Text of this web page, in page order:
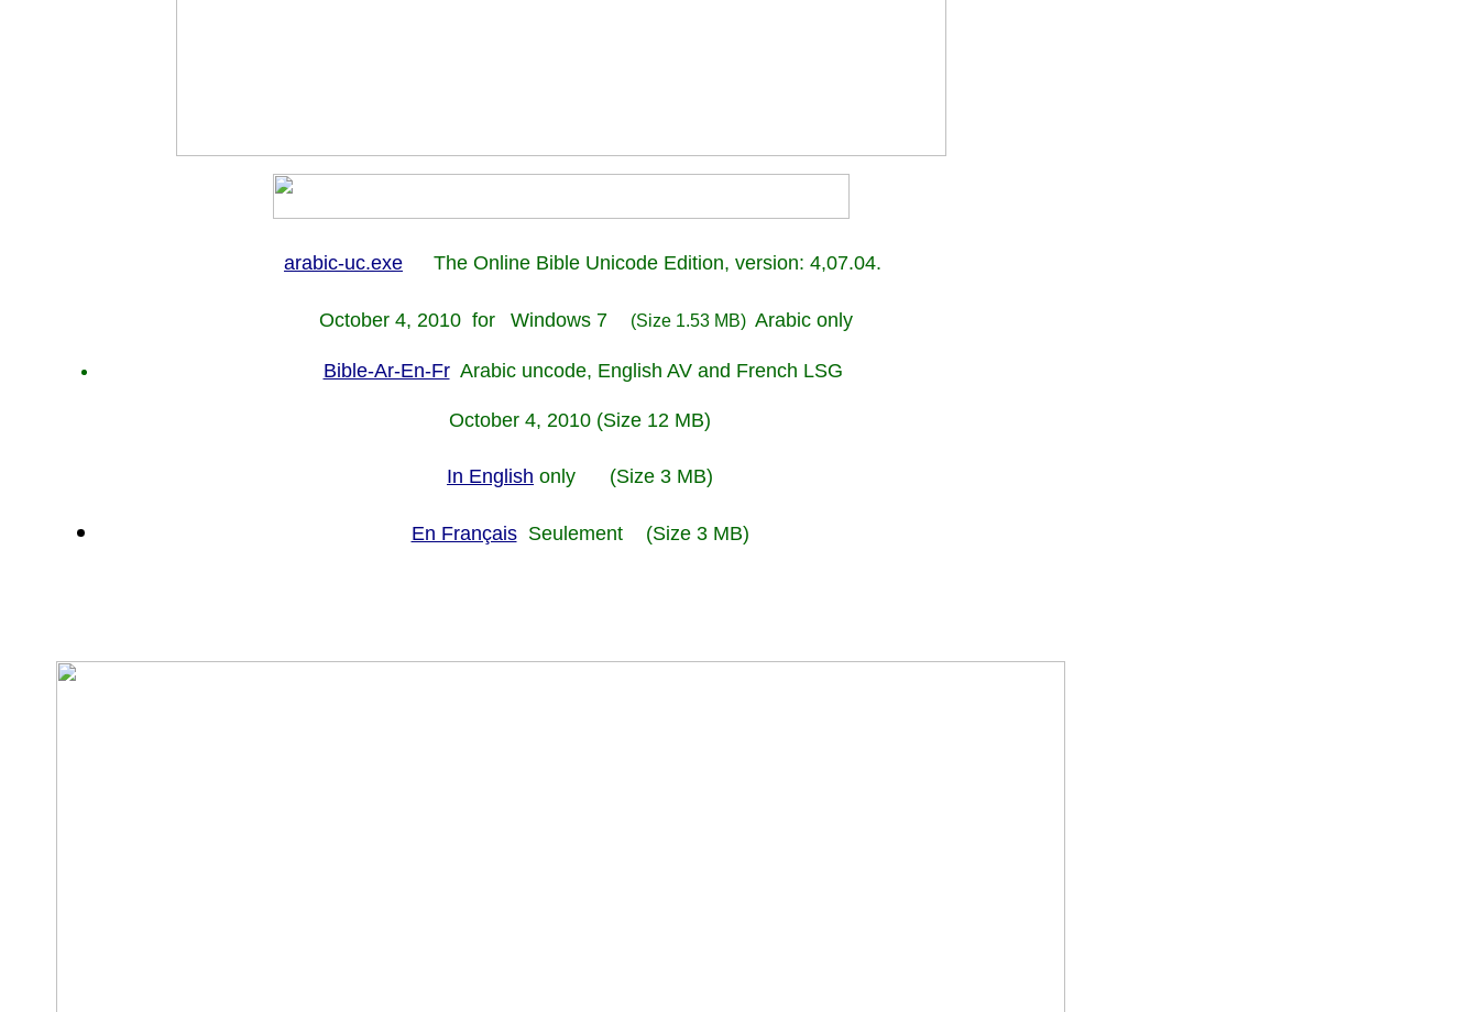
arabic-uc.exe The Online Bible Unicode Edition, version: 4,07.04.
October 4, 2010 for Windows 7 (Size 1.53 MB) Arabic only
Bible-Ar-En-FrArabic uncode, English AV and French LSG
October 4, 2010 (Size 12 MB)
In English only (Size 3 MB)
En Français Seulement (Size 3MB)